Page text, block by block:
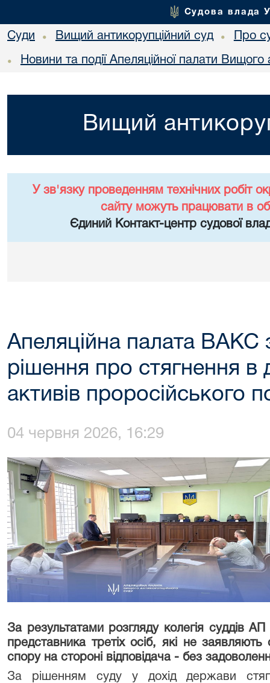
Судова влада
Суди • Вищий антикорупційний суд • Про
• Новини та події Апеляційної палати Вищого
Вищий
У зв'язку проведенням технічних робіт
сайту можуть працювати в
Єдиний Контакт-центр судової
​Апеляційна палата ВАКС
рішення про стягнення в
активів проросійського
04 червня 2026, 16:29
За результатами розгляду колегія суддів
представника третіх осіб, які не
спору на стороні відповідача - без
За рішенням суду у дохід держави